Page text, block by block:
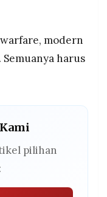
modern
harus
pilihan